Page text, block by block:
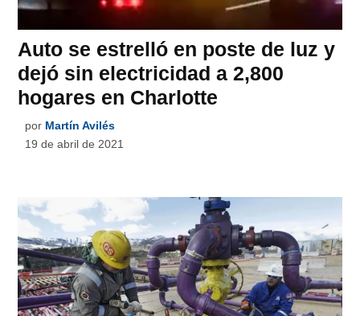
Auto se estrelló en poste de luz y
dejó sin electricidad a 2,800
hogares en Charlotte
por Martín Avilés
19 de abril de 2021